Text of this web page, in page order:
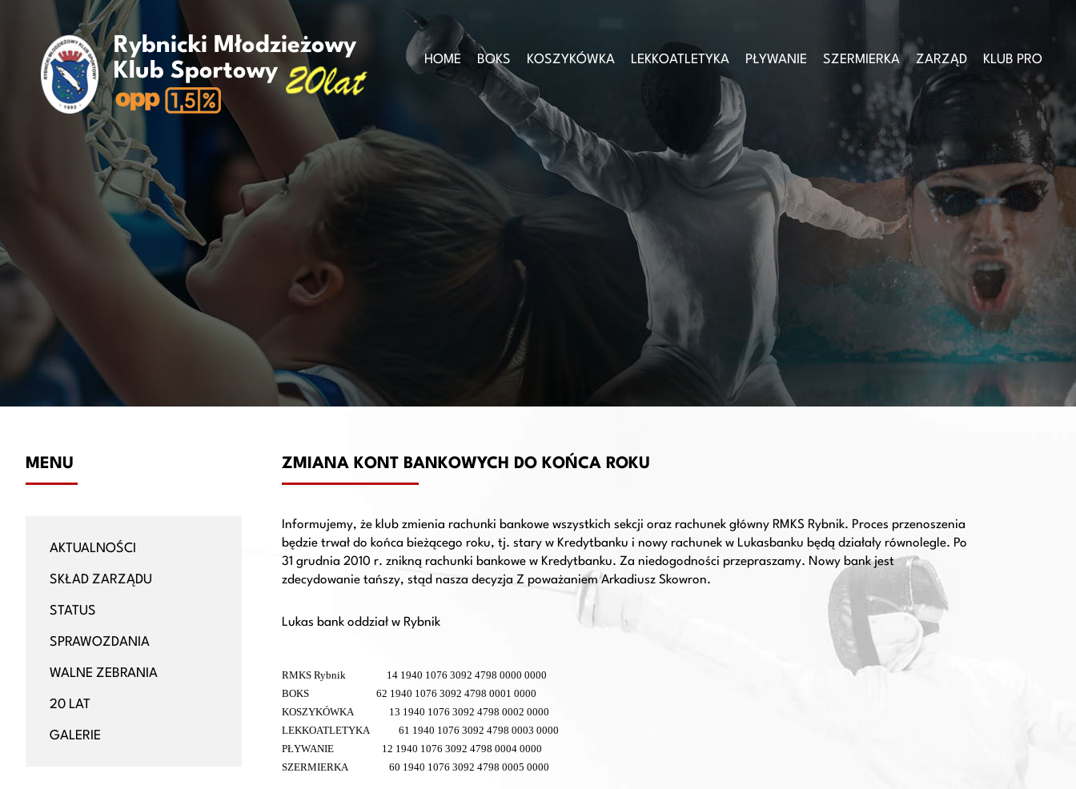
Rybnicki Młodzieżowy
Klub Sportowy
HOME BOKS KOSZYKÓWKA LEKKOATLETYKA PŁYWANIE SZERMIERKA ZARZĄD KLUB PRO
MENU
AKTUALNOŚCI
SKŁAD ZARZĄDU
STATUS
SPRAWOZDANIA
WALNE ZEBRANIA
20 LAT
GALERIE
ZMIANA KONT BANKOWYCH DO KOŃCA ROKU
Informujemy, że klub zmienia rachunki bankowe wszystkich sekcji oraz rachunek główny RMKS Rybnik. Proces przenoszenia
będzie trwał do końca bieżącego roku, tj. stary w Kredytbanku i nowy rachunek w Lukasbanku będą działały równolegle. Po
31 grudnia 2010 r. znikną rachunki bankowe w Kredytbanku. Za niedogodności przepraszamy. Nowy bank jest
zdecydowanie tańszy, stąd nasza decyzja Z poważaniem Arkadiusz Skowron.
Lukas bank oddział w Rybnik
RMKS Rybnik 14 1940 1076 3092 4798 0000 0000
BOKS
62 1940 1076 3092 4798 0001 0000
KOSZYKÓWKA
13 1940 1076 3092 4798 0002 0000
LEKKOATLETYKA
61 1940 1076 3092 4798 0003 0000
PŁYWANIE
12 1940 1076 3092 4798 0004 0000
SZERMIERKA
60 1940 1076 3092 4798 0005 0000